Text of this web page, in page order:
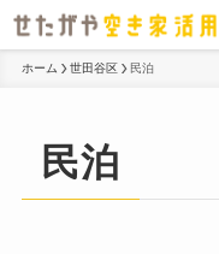
ホーム 世田谷区 民泊
民泊